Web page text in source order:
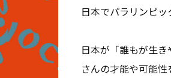
日本でパラリンピッ
日本が「誰もが生
さんの才能や可能性